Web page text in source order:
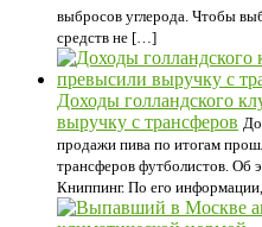
выбросов углерода. Чтобы
средств не […]
Доходы голландского
выручку с трансферов
продажи пива по итогам
трансферов футболистов. Об
Книппинг. По его